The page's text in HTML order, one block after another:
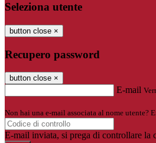
Seleziona utente
button close ×
Recupero password
button close ×
E-mail
Non hai una e-mail associata al nome utente?
E-mail inviata, si prega di controllare la